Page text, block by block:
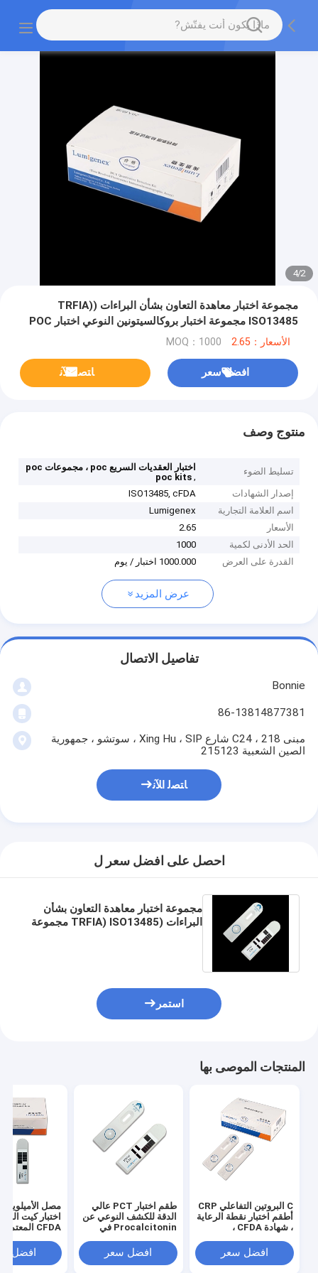
2
/
4
مجموعة اختبار معاهدة التعاون بشأن البراءات (TRFIA)
ISO13485 مجموعة اختبار بروكالسيتونين النوعي اختبار POC
الأسعار：2.65 MOQ：1000
افضل سعر ﺎﺘﺼﻟ ﺍﻶﻧ
منتوج وصف
تسليط الضوء
اختبار العقديات السريع poc ، مجموعات poc
,
poc kits
إصدار الشهادات
ISO13485, cFDA
اسم العلامة التجارية
Lumigenex
الأسعار
2.65
الحد الأدنى لكمية
1000
القدرة على العرض
1000.000 اختبار / يوم
عرض المزيد
تفاصيل الاتصال
Bonnie
86-13814877381
مبنى C24 ، 218 شارع Xing Hu ، SIP ، سوتشو ، جمهورية
الصين الشعبية 215123
ﺎﺘﺼﻟ ﺍﻶﻧ
احصل على افضل سعر ل
مجموعة اختبار معاهدة التعاون بشأن
البراءات (TRFIA) ISO13485 مجموعة
استمر
المنتجات الموصى بها
C البروتين التفاعلي CRP
أطقم اختبار نقطة الرعاية
، شهادة CFDA ،
المناعيةافضل سعر
طقم اختبار PCT عالي
الدقة للكشف النوعي عن
Procalcitonin في
بالمستشفىافضل سعر
اختبار كيت
CFDA المعتمدة
افضل